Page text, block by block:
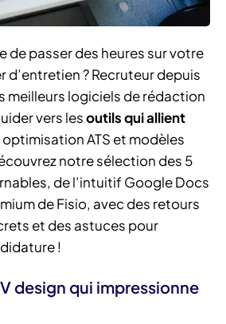
de passer des heures sur votre
d’entretien ? Recruteur depuis
meilleurs logiciels de rédaction
vers lesoutils qui allient
ATS et modèles
notre sélection des 5
de l’intuitif Google Docs
de Fisio, avec des retours
et des astuces pour
!
design qui impressionne